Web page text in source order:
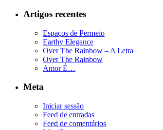
Artigos recentes
Espaços de Permeio
Earthy Elegance
Over The Rainbow – A Letra
Over The Rainbow
Amor É…
Meta
Iniciar sessão
Feed de entradas
Feed de comentários